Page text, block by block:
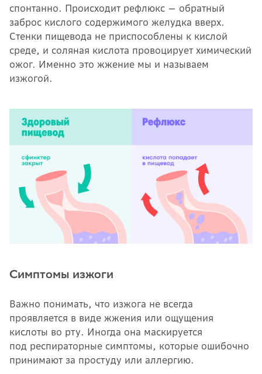
спонтанно. Происходит рефлюкс — обратный
заброс кислого содержимого желудка вверх.
Стенки пищевода не приспособлены к кислой
среде, и соляная кислота провоцирует химический
ожог. Именно это жжение мы и называем
изжогой.
Симптомы изжоги
Важно понимать, что изжога не всегда
проявляется в виде жжения или ощущения
кислоты во рту. Иногда она маскируется
под респираторные симптомы, которые ошибочно
принимают за простуду или аллергию.